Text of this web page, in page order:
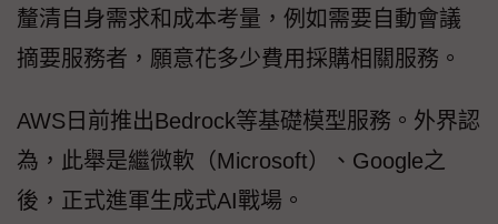
釐清自身需求和成本考量，例如需要自動會議
摘要服務者，願意花多少費用採購相關服務。
AWS日前推出Bedrock等基礎模型服務。外界認
為，此舉是繼微軟（Microsoft）、Google之
後，正式進軍生成式AI戰場。